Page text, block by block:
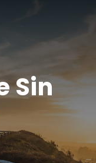
Sin